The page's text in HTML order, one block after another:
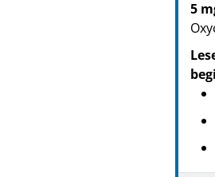
PPN:
PZN:
PPN:
5